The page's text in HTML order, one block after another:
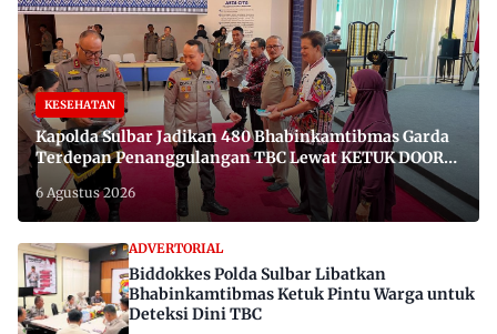
KESEHATAN
Kapolda Sulbar Jadikan 480 Bhabinkamtibmas Garda
Terdepan Penanggulangan TBC Lewat KETUK DOORS
di 650 Desa
6 Agustus 2026
ADVERTORIAL
Biddokkes Polda Sulbar Libatkan
Bhabinkamtibmas Ketuk Pintu Warga untuk
Deteksi Dini TBC